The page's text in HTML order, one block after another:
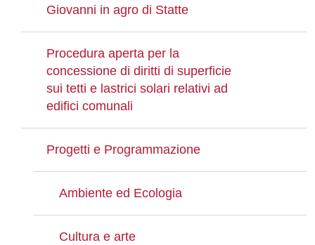
Giovanni in agro di Statte
Procedura aperta per la
concessione di diritti di superficie
sui tetti e lastrici solari relativi ad
edifici comunali
Progetti e Programmazione
Ambiente ed Ecologia
Cultura e arte